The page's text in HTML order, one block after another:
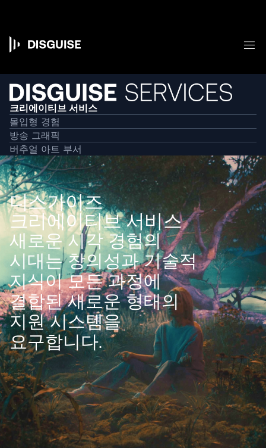
Main
navigation
크리에이티브 서비스
몰입형 경험
방송 그래픽
버추얼 아트 부서
디스가이즈
크리에이티브 서비스
새로운 시각 경험의
시대는 창의성과 기술적
지식이 모든 과정에
결합된 새로운 형태의
지원 시스템을
요구합니다.